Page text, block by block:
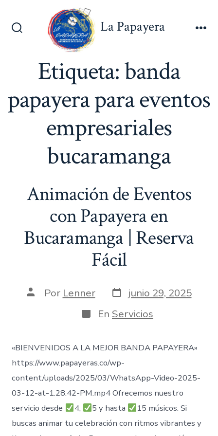
Alternar
La Papayera
Etiqueta:banda
papayera para eventos
empresariales
bucaramanga
Animación de Eventos
con Papayera en
Bucaramanga | Reserva
Fácil
AutorPor Lenner Fecha
de
publicación
junio 29, 2025
Categorías
En Servicios
«BIENVENIDOS A LA MEJOR BANDA PAPAYERA»
https://www.papayeras.co/wp-
content/uploads/2025/03/WhatsApp-Video-2025-
03-12-at-1.28.42-PM.mp4 Ofrecemos nuestro
servicio desde
4, 5 y hasta
15 músicos. Si
buscas animar tu celebración con ritmos vibrantes y